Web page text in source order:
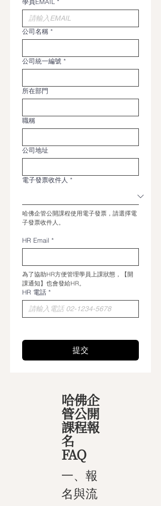
公司名稱 *
公司統一編號 *
所在部門
職稱
公司地址
電子發票收件人 *
哈佛企管公開課程使用電子發票，請選擇電
子發票收件人。
HR Email *
為了協助HR方便管理學員上課狀態，【開
課通知】也會發給HR。
HR 電話 *
提交
哈佛企
管公開
課程報
名
FAQ
一、報
名與流